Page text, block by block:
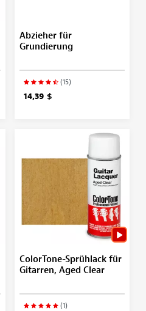
Abzieher für
Grundierung
(15)
14,39 $
ColorTone-Sprühlack für
Gitarren, Aged Clear
(1)